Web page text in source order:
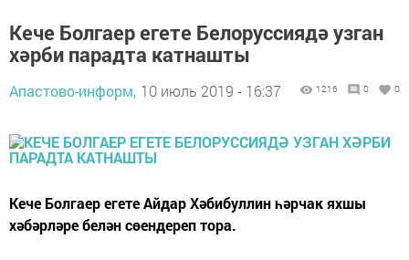
Кече Болгаер егете Белоруссиядә узган
хәрби парадта катнашты
Апастово-информ, 10 июль 2019 - 16:37 1216 0 0
Кече Болгаер егете Айдар Хәбибуллин һәрчак яхшы
хәбәрләре белән сөендереп тора.